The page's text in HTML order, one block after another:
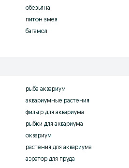
обезьяна
питон змея
багамол
рыба аквариум
аквариумные растения
фильтр для аквариума
рыбки для аквариума
оквариум
растения для аквариума
аэратор для пруда